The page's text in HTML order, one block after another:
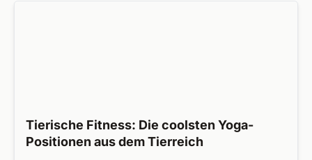
Tierische Fitness: Die coolsten Yoga-
Positionen aus dem Tierreich